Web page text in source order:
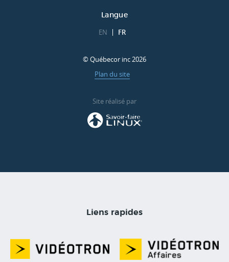
Langue
EN FR
© Québecor inc 2026
Plan du site
Site réalisé par
Liens rapides